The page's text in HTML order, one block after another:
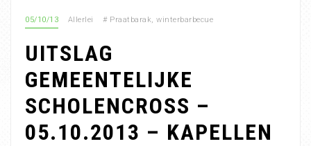
05/10/13 Allerlei # Praatbarak, winterbarbecue
UITSLAG
GEMEENTELIJKE
SCHOLENCROSS –
05.10.2013 – KAPELLEN